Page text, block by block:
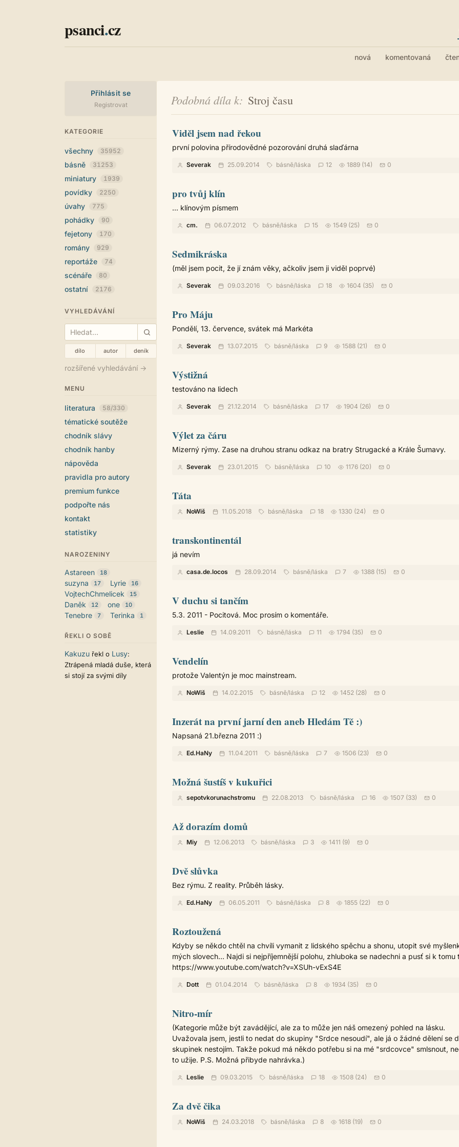
psanci.cz
nová komentovaná
Přihlásit se
Registrovat
KATEGORIE
všechny 35952
básně 31253
miniatury 1939
povídky 2250
úvahy 775
pohádky 90
fejetony 170
romány 929
reportáže 74
scénáře 80
ostatní 2176
VYHLEDÁVÁNÍ
dílo autor deník
rozšířené vyhledávání →
MENU
literatura 58/330
tématické soutěže
chodník slávy
chodník hanby
nápověda
pravidla pro autory
premium funkce
podpořte nás
kontakt
statistiky
NAROZENINY
Astareen 18
suzyna 17 Lyrie 16
VojtechChmelicek 15
Daněk 12 one 10
Tenebre 7 Terinka 1
ŘEKLI O SOBĚ
Kakuzu řekl o Lusy:
Ztrápená mladá duše, která
si stojí za svými díly
Podobná díla k Stroj času
Viděl jsem nad řekou
první polovina přírodovědné pozorování druhá slaďárna
Severak 25.09.2014 básně/láska 12 1889 (14) 0
pro tvůj klín
... klínovým písmem
cm. 06.07.2012 básně/láska 15 1549 (25) 0
Sedmikráska
(měl jsem pocit, že jí znám věky, ačkoliv jsem ji viděl poprvé)
Severak 09.03.2016 básně/láska 18 1604 (35) 0
Pro Máju
Pondělí, 13. července, svátek má Markéta
Severak 13.07.2015 básně/láska 9 1588 (21) 0
Výstižná
testováno na lidech
Severak 21.12.2014 básně/láska 17 1904 (26) 0
Výlet za čáru
Mizerný rýmy. Zase na druhou stranu odkaz na bratry Strugacké a Krále Šumavy.
Severak 23.01.2015 básně/láska 10 1176 (20) 0
Táta
NoWiš 11.05.2018 básně/láska 18 1330 (24) 0
transkontinentál
já nevím
casa.de.locos 28.09.2014 básně/láska 7 1388 (15) 0
V duchu si tančím
5.3. 2011 - Pocitová. Moc prosím o komentáře.
Leslie 14.09.2011 básně/láska 11 1794 (35) 0
Vendelín
protože Valentýn je moc mainstream.
NoWiš 14.02.2015 básně/láska 12 1452 (28) 0
Inzerát na první jarní den aneb Hledám Tě :)
Napsaná 21.března 2011 :)
Ed.HaNy 11.04.2011 básně/láska 7 1506 (23) 0
Možná šustíš v kukuřici
sepotvkorunachstromu 22.08.2013 básně/láska 16 1507 (33) 0
Až dorazím domů
Miy 12.06.2013 básně/láska 3 1411 (9) 0
Dvě slůvka
Bez rýmu. Z reality. Průběh lásky.
Ed.HaNy 06.05.2011 básně/láska 8 1855 (22) 0
Roztoužená
Kdyby se někdo chtěl na chvíli vymanit z lidského spěchu a shonu, utopit své
mých slovech... Najdi si nejpříjemnější polohu, zhluboka se nadechni a pusť si k tomu
https://www.youtube.com/watch?v=XSUh-vExS4E
Dott 01.04.2014 básně/láska 8 1934 (35) 0
Nitro-mír
(Kategorie může být zavádějící, ale za to může jen náš omezený pohled na lásku.
Uvažovala jsem, jestli to nedat do skupiny "Srdce nesoudí", ale já o žádné dělení se
skupinek nestojím. Takže pokud má někdo potřebu si na mé "srdcovce" smlsnout,
to užije. P.S. Možná přibyde nahrávka.)
Leslie 09.03.2015 básně/láska 18 1508 (24) 0
Za dvě čika
NoWiš 24.03.2018 básně/láska 8 1618 (19) 0